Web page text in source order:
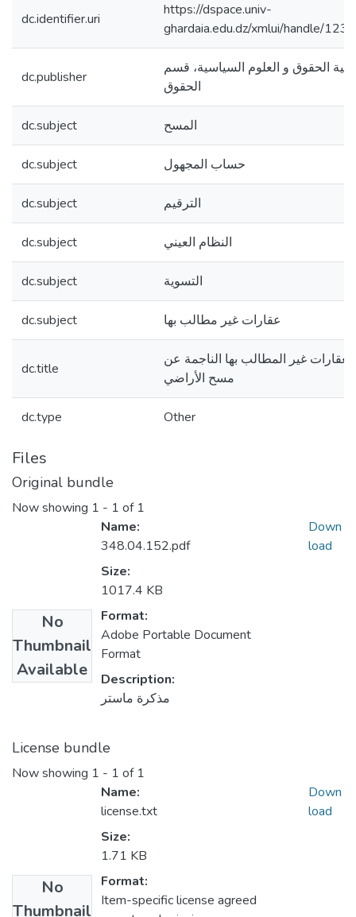
dc.identifier.uri
https://dspace.univ-
ghardaia.edu.dz/xmlui/handle/
dc.publisher
الحقوق و العلوم السياسية، قسم
الحقوق
dc.subject المسح
dc.subject حساب المجهول
dc.subject الترقيم
dc.subject النظام العيني
dc.subject التسوية
dc.subject عقارات غير مطالب بها
dc.title
غير المطالب بها الناجمة عن
مسح الأراضي
dc.type Other
Files
Original bundle
Now showing 1 - 1 of 1
No
Thumbnail
Available
Name:
348.04.152.pdf
Size:
1017.4 KB
Format:
Adobe Portable Document
Format
Description:
مذكرة ماستر
Down
load
License bundle
Now showing 1 - 1 of 1
No
Thumbnail
Name:
license.txt
Size:
1.71 KB
Format:
Item-specific license agreed
Down
load